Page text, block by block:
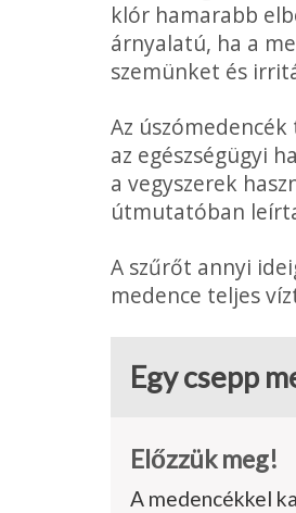
klór hamarabb
árnyalatú, ha a
szemünket és
Az
az egészségügyi
a vegyszerek
útmutatóban
A szűrőt annyi
medence teljes
Egy csepp
Előzzük meg!
A medencékkel